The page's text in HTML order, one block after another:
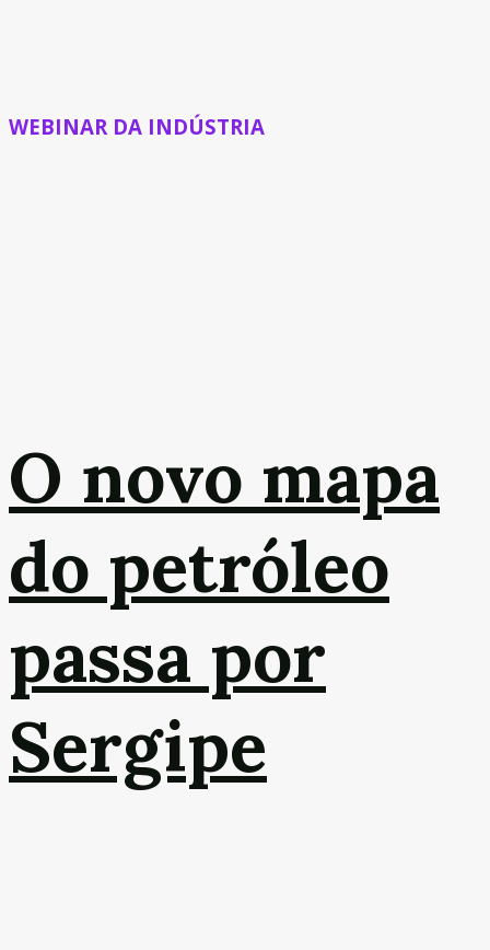
WEBINAR DA INDÚSTRIA
O novo mapa
do petróleo
passa por
Sergipe